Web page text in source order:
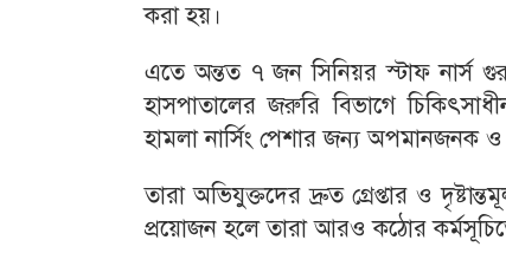
করা হয়।
এতে অন্তত ৭ জন সিনিয়র স্টাফ নার্স
হাসপাতালের জরুরি বিভাগে
হামলা নার্সিং পেশার জন্য অপমানজনক
তারা অভিযুক্তদের দ্রুত গ্রেপ্তার ও
প্রয়োজন হলে তারা আরও কঠোর